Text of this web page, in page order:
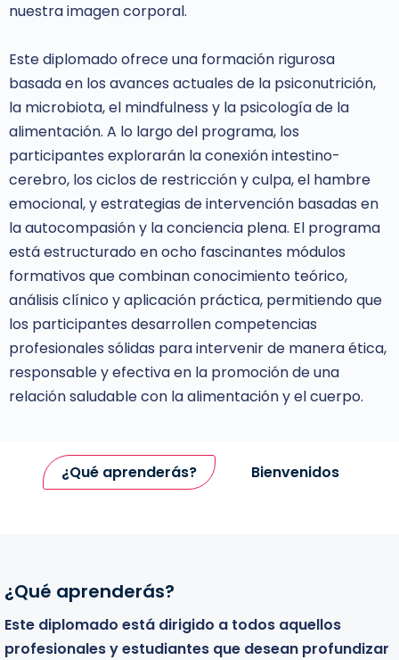
nuestra imagen corporal.
Este diplomado ofrece una formación rigurosa
basada en los avances actuales de la psiconutrición,
la microbiota, el mindfulness y la psicología de la
alimentación. A lo largo del programa, los
participantes explorarán la conexión intestino-
cerebro, los ciclos de restricción y culpa, el hambre
emocional, y estrategias de intervención basadas en
la autocompasión y la conciencia plena. El programa
está estructurado en ocho fascinantes módulos
formativos que combinan conocimiento teórico,
análisis clínico y aplicación práctica, permitiendo que
los participantes desarrollen competencias
profesionales sólidas para intervenir de manera ética,
responsable y efectiva en la promoción de una
relación saludable con la alimentación y el cuerpo.
¿Qué aprenderás? Bienvenidos
¿Qué aprenderás?
Este diplomado está dirigido a todos aquellos
profesionales y estudiantes que desean profundizar
Bienvenidos
Este diplomado está dirigido a todos aquellos
profesionales y estudiantes que desean profundizar